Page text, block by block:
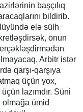
başçılıq
bildirib.
elə sülh
onun
Arbitr istər
qarşı-qarşıya
üçün yox,
lazımdır. Süni
ümid